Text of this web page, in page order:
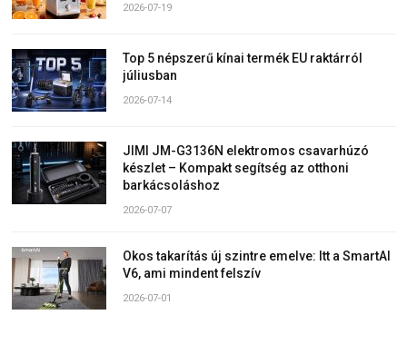
2026-07-19
Top 5 népszerű kínai termék EU raktárról
júliusban
2026-07-14
JIMI JM-G3136N elektromos csavarhúzó
készlet – Kompakt segítség az otthoni
barkácsoláshoz
2026-07-07
Okos takarítás új szintre emelve: Itt a SmartAI
V6, ami mindent felszív
2026-07-01